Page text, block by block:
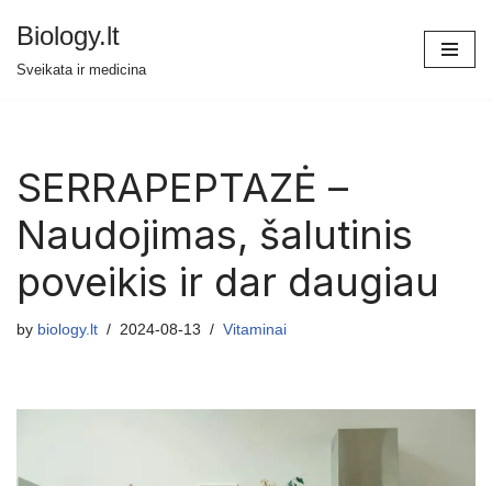
Biology.lt
Sveikata ir medicina
SERRAPEPTAZĖ –
Naudojimas, šalutinis
poveikis ir dar daugiau
by biology.lt 2024-08-13 Vitaminai